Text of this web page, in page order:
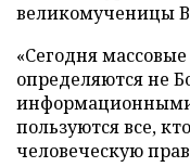
великомученицы
«Сегодня
определяются не
пользуются все,
человеческую